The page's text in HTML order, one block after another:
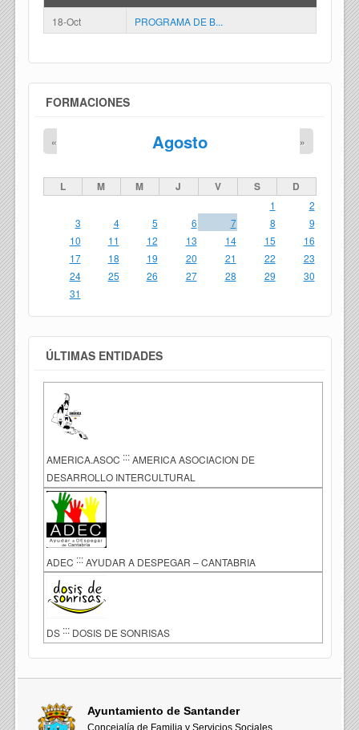
18-Oct PROGRAMA DE B...
FORMACIONES
Agosto
« »
L M M J V S D
1
2
3
4 5 6 7 8
9
10
11 12 13 14 15
16
17
18 19 20 21 22
23
24
25 26 27 28 29
30
31
ÚLTIMAS ENTIDADES
AMERICA.ASOC ::: AMERICA ASOCIACION DE
DESARROLLO INTERCULTURAL
ADEC ::: AYUDAR A DESPEGAR – CANTABRIA
DS ::: DOSIS DE SONRISAS
Ayuntamiento de Santander
Concejalía de Familia y Servicios Sociales